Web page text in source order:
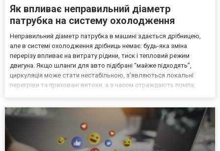
Як впливає неправильний діаметр
патрубка на систему охолодження
Неправильний діаметр патрубка в машині здається дрібницею,
але в системі охолодження дрібниць немає: будь-яка зміна
перерізу впливає на витрату рідини, тиск і тепловий режим
двигуна. Якщо шланги для авто підібрані “майже підходять”,
циркуляція може стати нестабільною, з’являються локальні
перегріви та приховані витоки, а з часом страждають помпа,